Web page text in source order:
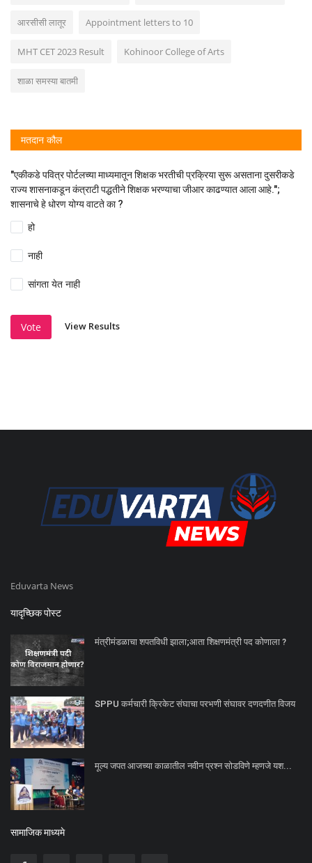
आरसीसी लातूर Appointment letters to 10
MHT CET 2023 Result Kohinoor College of Arts
शाळा समस्या बातमी
मतदान कौल
"एकीकडे पवित्र पोर्टलच्या माध्यमातून शिक्षक भरतीची प्रक्रिया सुरू असताना दुसरीकडे
राज्य शासनाकडून कंत्राटी पद्धतीने शिक्षक भरण्याचा जीआर काढण्यात आला आहे.";
शासनाचे हे धोरण योग्य वाटते का ?
हो
नाही
सांगता येत नाही
Vote View Results
Eduvarta News
यादृच्छिक पोस्ट
मंत्रीमंडळाचा शपतविधी झाला;आता शिक्षणमंत्री पद कोणाला ?
SPPU कर्मचारी क्रिकेट संघाचा परभणी संघावर दणदणीत विजय
मूल्य जपत आजच्या काळातील नवीन प्रश्न सोडविणे म्हणजे यश...
सामाजिक माध्यमे